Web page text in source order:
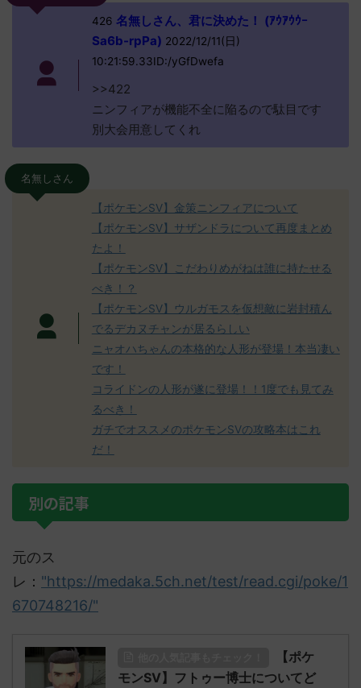
426 名無しさん、君に決めた！ (ｱｳｱｳｳｰ
Sa6b-rpPa) 2022/12/11(日)
10:21:59.33ID:/yGfDwefa
>>422
ニンフィアが機能不全に陥るので駄目です
別大会用意してくれ
名無しさん
【ポケモンSV】金策ニンフィアについて
【ポケモンSV】サザンドラについて再度まとめ
たよ！
【ポケモンSV】こだわりめがねは誰に持たせる
べき！？
【ポケモンSV】ウルガモスを仮想敵に岩封積ん
でるデカヌチャンが居るらしい
ニャオハちゃんの本格的な人形が登場！本当凄い
です！
コライドンの人形が遂に登場！！1度でも見てみ
るべき！
ガチでオススメのポケモンSVの攻略本はこれ
だ！
別の記事
元のス
レ： "https://medaka.5ch.net/test/read.cgi/poke/1
670748216/"
【ポケ
モンSV】フトゥー博士についてど